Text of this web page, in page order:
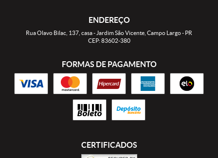
ENDEREÇO
Rua Olavo Bilac, 137, casa- Jardim São Vicente, Campo Largo- PR
CEP: 83602-380
FORMAS DE PAGAMENTO
CERTIFICADOS